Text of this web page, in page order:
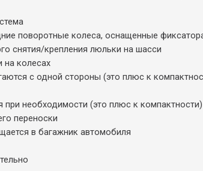
поворотные колеса, оснащенные
снятия/крепления люльки на шасси
на колесах
с одной стороны (это плюс к
необходимости (это плюс к компактности)
переноски
в багажник автомобиля